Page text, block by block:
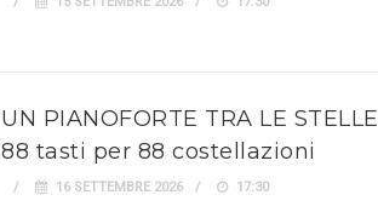
UN PIANOFORTE TRA LE STELLE
88 tasti per 88 costellazioni
16 SETTEMBRE 2026 17:30